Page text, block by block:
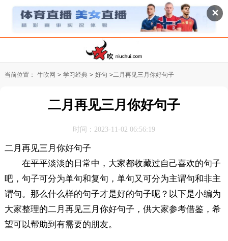
✕
当前位置： 牛吹网 > 学习经典 > 好句 >二月再见三月你好句子
二月再见三月你好句子
时间：2023-11-02 06:56:19
二月再见三月你好句子
在平平淡淡的日常中，大家都收藏过自己喜欢的句子
吧，句子可分为单句和复句，单句又可分为主谓句和非主
谓句。那么什么样的句子才是好的句子呢？以下是小编为
大家整理的二月再见三月你好句子，供大家参考借鉴，希
望可以帮助到有需要的朋友。